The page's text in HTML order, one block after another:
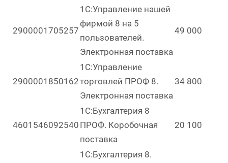
2900001705257
1С:Управление нашей
фирмой 8 на 5
пользователей.
Электронная поставка
49 000
2900001850162
1С:Управление
торговлей ПРОФ 8.
Электронная поставка
34 800
4601546092540
1С:Бухгалтерия 8
ПРОФ. Коробочная
поставка
20 100
1С:Бухгалтерия 8.